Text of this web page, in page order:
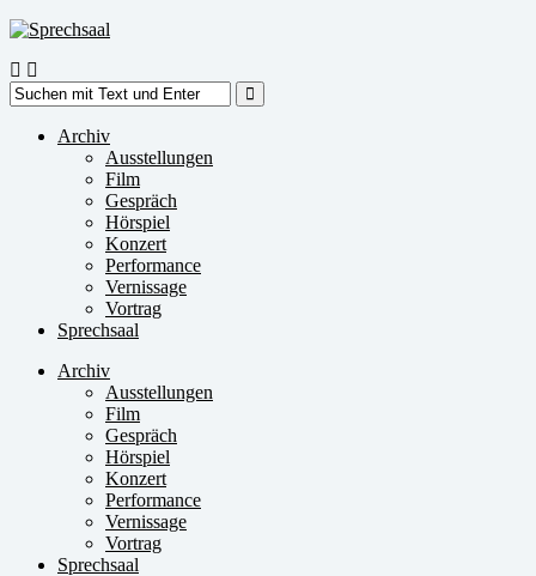
Zum
springen
Suche
nach:
Archiv
Ausstellungen
Film
Gespräch
Hörspiel
Konzert
Performance
Vernissage
Vortrag
Sprechsaal
Archiv
Ausstellungen
Film
Gespräch
Hörspiel
Konzert
Performance
Vernissage
Vortrag
Sprechsaal